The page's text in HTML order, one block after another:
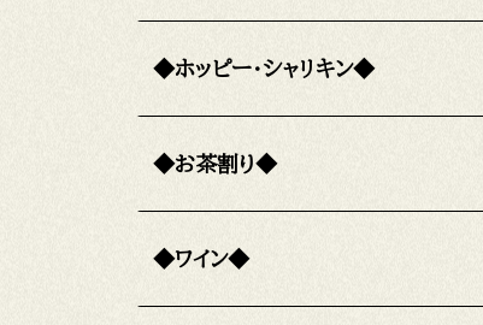
◆ホッピー・シャリキン◆
◆お茶割り◆
◆ワイン◆